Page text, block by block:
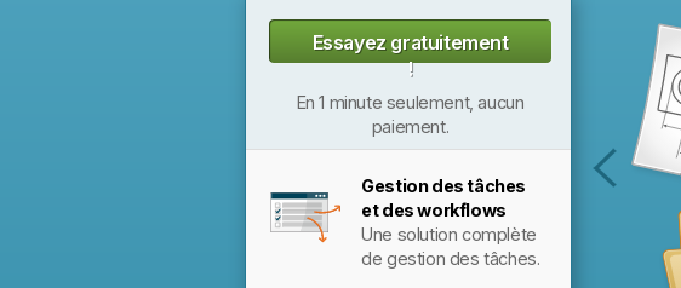
Essayez gratuitement
!
En 1 minute seulement, aucun
paiement.
Gestion des tâches
et des workflows
Une solution complète
de gestion des tâches.